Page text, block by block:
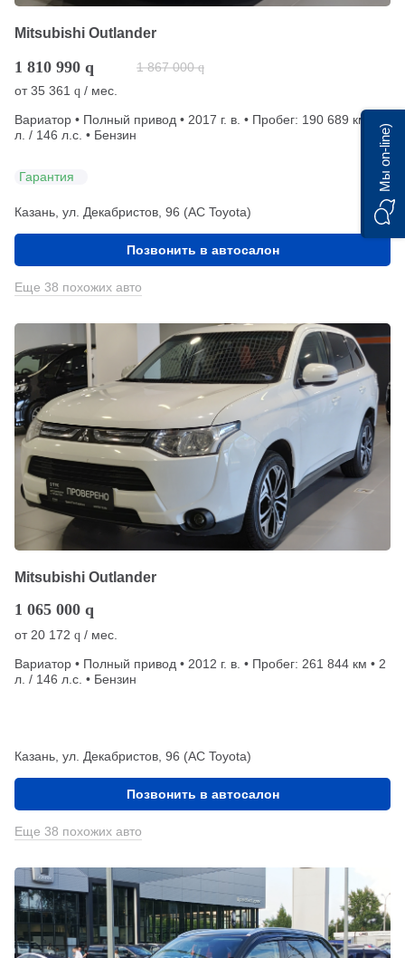
Mitsubishi Outlander
1 810 990 q 1 867 000 q
от35 361 q / мес.
Вариатор • Полный привод • 2017 г. в. • Пробег: 190 689 км • 2
л. / 146 л.с. • Бензин
Гарантия
Казань, ул. Декабристов, 96 (АС Toyota)
Позвонить в автосалон
Еще 38 похожих авто
Mitsubishi Outlander
1 065 000 q
от20 172 q / мес.
Вариатор • Полный привод • 2012 г. в. • Пробег: 261 844 км • 2
л. / 146 л.с. • Бензин
Казань, ул. Декабристов, 96 (АС Toyota)
Позвонить в автосалон
Еще 38 похожих авто
Мы on-line)